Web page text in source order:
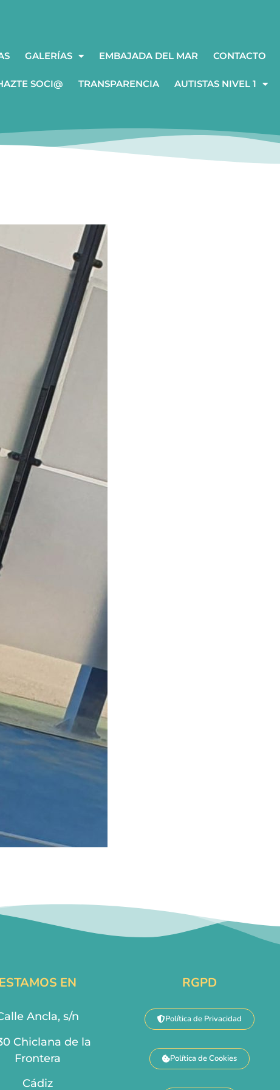
GALERÍAS EMBAJADA DEL MAR CONTACTO
SOCI@ TRANSPARENCIA AUTISTAS NIVEL 1
ESTAMOS EN
Ancla, s/n
Chiclana de la
Frontera
Cádiz
RGPD
Política de Privacidad
Política de Cookies